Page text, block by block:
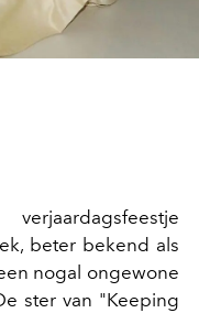
beter bekend als
nogal ongewone
ster van "Keeping